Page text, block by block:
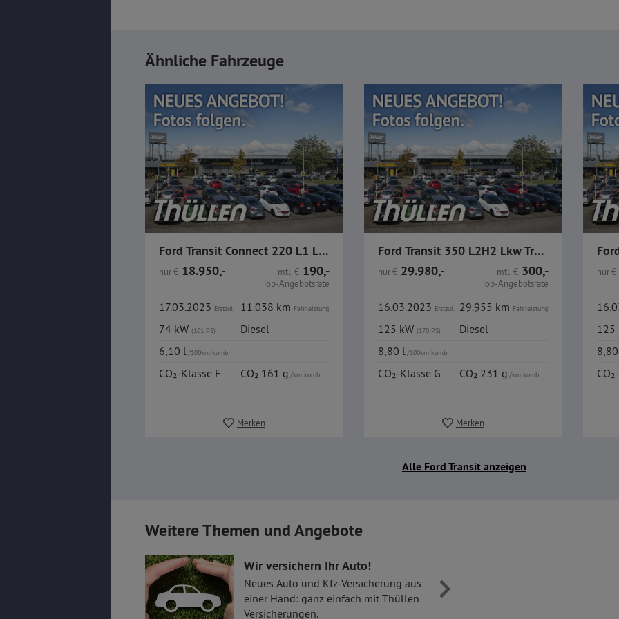
Ähnliche Fahrzeuge
Ford Transit Connect 220 L1 LKW Trend CarPlay PDC GJR
nur€ 18.950,- mtl.€ 190,-
Top-Angebotsrate
17.03.2023 Erstzul. 11.038 km Fahrleistung
74 kW (101 PS)
Diesel
6,10 l/100km komb.
CO₂-Klasse F CO₂ 161 g/km komb.
Merken
Ford Transit 350 L2H2 Lkw Trend GJR AHK Technologiep.
nur€ 29.980,- mtl.€ 300,-
Top-Angebotsrate
16.03.2023 Erstzul. 29.955 km Fahrleistung
125 kW (170 PS)
Diesel
8,80 l/100km komb.
CO₂-Klasse G CO₂ 231 g/km komb.
Merken
nur€
125
Alle Ford Transit anzeigen
Weitere Themen und Angebote
Wir versichern Ihr Auto!
Neues Auto und Kfz-Versicherung aus
einer Hand: ganz einfach mit Thüllen
Versicherungen.